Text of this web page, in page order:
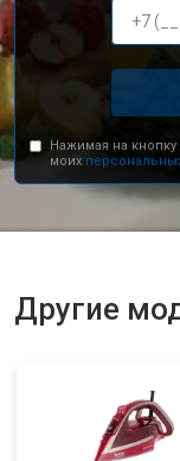
Нажимая на
моих
Другие